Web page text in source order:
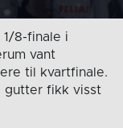
1/8-finale i
vant
til kvartfinale.
gutter fikk visst